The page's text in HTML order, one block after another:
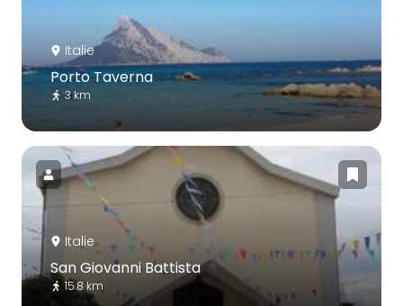
Italie
Porto Taverna
3 km
Italie
San Giovanni Battista
15.8 km